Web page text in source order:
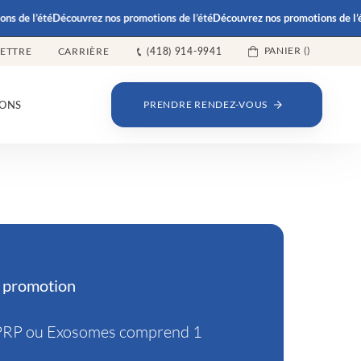
l’étéDécouvrez nos promotions de l’étéDécouvrez nos promotions de l’été
CARRIÈRE (418) 914-9941 PANIER ()
PRENDRE RENDEZ-VOUS
ou Exosomes comprend 1